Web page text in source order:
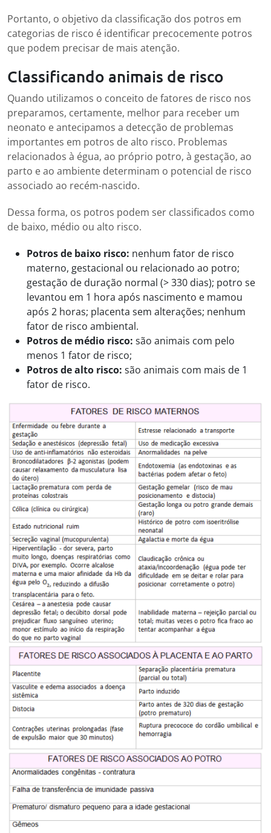
Portanto, o objetivo da classificação dos potros em
categorias de risco é identificar precocemente potros
que podem precisar de mais atenção.
Classificando animais de risco
Quando utilizamos o conceito de fatores de risco nos
preparamos, certamente, melhor para receber um
neonato e antecipamos a detecção de problemas
importantes em potros de alto risco. Problemas
relacionados à égua, ao próprio potro, à gestação, ao
parto e ao ambiente determinam o potencial de risco
associado ao recém-nascido.
Dessa forma, os potros podem ser classificados como
de baixo, médio ou alto risco.
Potros de baixo risco: nenhum fator de risco
materno, gestacional ou relacionado ao potro;
gestação de duração normal (> 330 dias); potro se
levantou em 1 hora após nascimento e mamou
após 2 horas; placenta sem alterações; nenhum
fator de risco ambiental.
Potros de médio risco: são animais com pelo
menos 1 fator de risco;
Potros de alto risco: são animais com mais de 1
fator de risco.